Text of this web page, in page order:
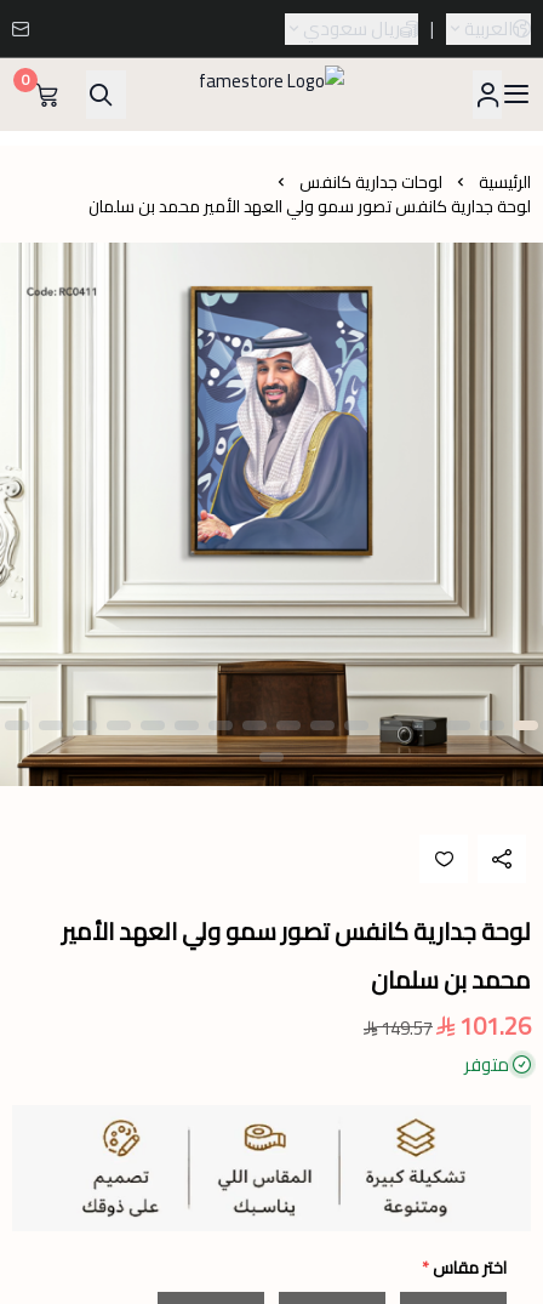
العربية | ريال سعودي
0
الرئيسية لوحات جدارية كانفس
لوحة جدارية كانفس تصور سمو ولي العهد الأمير محمد بن سلمان
لوحة جدارية كانفس تصور سمو ولي العهد الأمير
محمد بن سلمان
101.26
149.57
متوفر
اختر مقاس*